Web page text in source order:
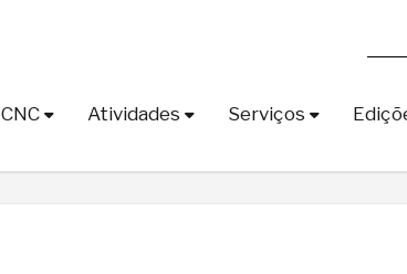
CNC Atividades Serviços